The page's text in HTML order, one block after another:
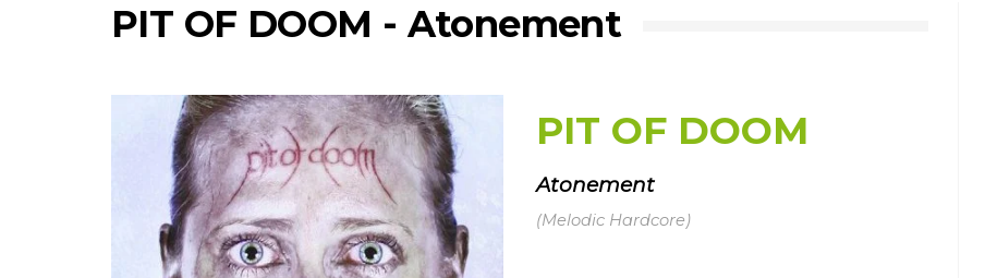
PIT OF DOOM - Atonement
PIT OF DOOM
Atonement
(Melodic Hardcore)